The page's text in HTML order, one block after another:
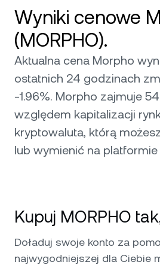
Wyniki cenowe
(MORPHO).
Aktualna cena Morpho
ostatnich 24 godzinach
-1.96%. Morpho zajmuje
względem kapitalizacji
kryptowaluta, którą
lub wymienić na platformie
Kupuj MORPHO
Doładuj swoje konto za
najwygodniejszej dla Ciebie